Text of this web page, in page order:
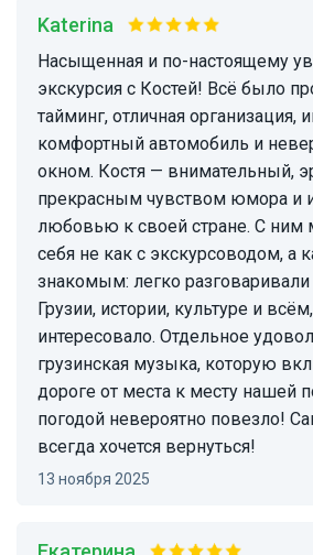
Katerina
Насыщенная и по-настоящему увлекательная
экскурсия с Костей! Всё было
тайминг, отличная организация,
комфортный автомобиль и
окном. Костя — внимательный,
прекрасным чувством юмора и
любовью к своей стране. С ним
себя не как с экскурсоводом, а
знакомым: легко
Грузии, истории, культуре и
интересовало. Отдельное
грузинская музыка, которую
дороге от места к месту нашей
погодой невероятно повезло!
всегда хочется вернуться!
13 ноября 2025